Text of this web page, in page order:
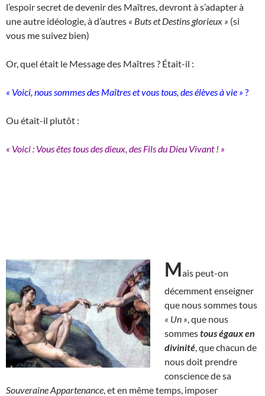
l’espoir secret de devenir des Maîtres, devront à s’adapter à
une autre idéologie, à d’autres « Buts et Destins glorieux » (si
vous me suivez bien)
Or, quel était le Message des Maîtres ? Était-il :
« Voici, nous sommes des Maîtres et vous tous, des élèves à vie » ?
Ou était-il plutôt :
« Voici : Vous êtes tous des dieux, des Fils du Dieu Vivant ! »
Mais peut-on
décemment enseigner
que nous sommes tous
« Un » , que nous
sommestous égaux en
divinité , que chacun de
nous doit prendre
conscience de sa
Souveraine Appartenance , et en même temps, imposer